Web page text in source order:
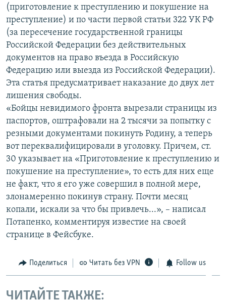
(приготовление к преступлению и покушение на
преступление) и по части первой статьи 322 УК РФ
(за пересечение государственной границы
Российской Федерации без действительных
документов на право въезда в Российскую
Федерацию или выезда из Российской Федерации).
Эта статья предусматривает наказание до двух лет
лишения свободы.
«Бойцы невидимого фронта вырезали страницы из
паспортов, оштрафовали на 2 тысячи за попытку с
резными документами покинуть Родину, а теперь
вот переквалифицировали в уголовку. Причем, ст.
30 указывает на «Приготовление к преступлению и
покушение на преступление», то есть для них еще
не факт, что я его уже совершил в полной мере,
злонамеренно покинув страну. Почти месяц
копали, искали за что бы привлечь...», – написал
Потапенко, комментируя известие на своей
странице в Фейсбуке.
Поделиться Читать без VPN Follow us
ЧИТАЙТЕ ТАКЖЕ: